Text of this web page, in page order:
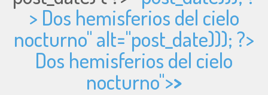
> Dos hemisferios del cielo
nocturno" alt="post_date))); ?>
Dos hemisferios del cielo
nocturno">>